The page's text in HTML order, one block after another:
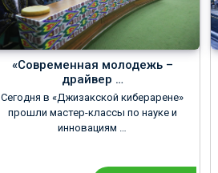
«Современная молодежь –
драйвер …
Сегодня в «Джизакской киберарене»
прошли мастер-классы по науке и
инновациям …